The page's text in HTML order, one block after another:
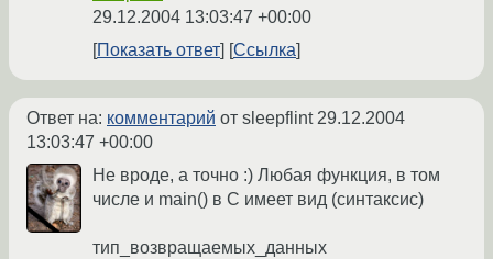
29.12.2004 13:03:47 +00:00
Показать ответ
Ссылка
Ответ на: комментарий от sleepflint29.12.2004
13:03:47 +00:00
Не вроде, а точно :) Любая функция, в том
числе и main() в C имеет вид (синтаксис)
тип_возвращаемых_данных